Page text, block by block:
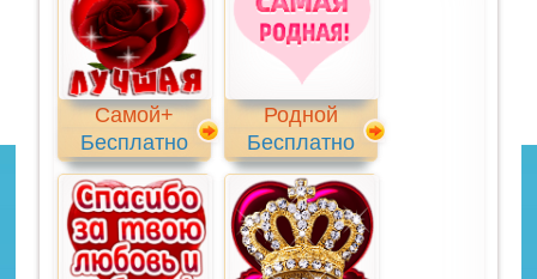
Самой+
Бесплатно
Родной
Бесплатно